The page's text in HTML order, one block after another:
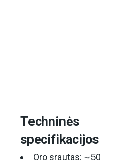
Techninės
specifikacijos
Oro srautas: ~50